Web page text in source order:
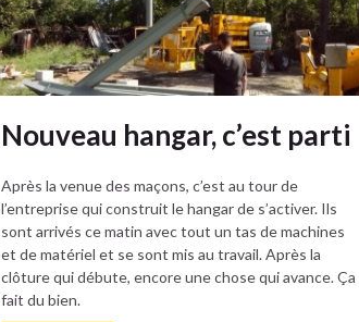
Nouveau hangar, c’est parti
Après la venue des maçons, c’est au tour de
l’entreprise qui construit le hangar de s’activer. Ils
sont arrivés ce matin avec tout un tas de machines
et de matériel et se sont mis au travail. Après la
clôture qui débute, encore une chose qui avance. Ça
fait du bien.